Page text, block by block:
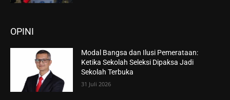
OPINI
Modal Bangsa dan Ilusi Pemerataan:
Ketika Sekolah Seleksi Dipaksa Jadi
Sekolah Terbuka
31 Juli 2026